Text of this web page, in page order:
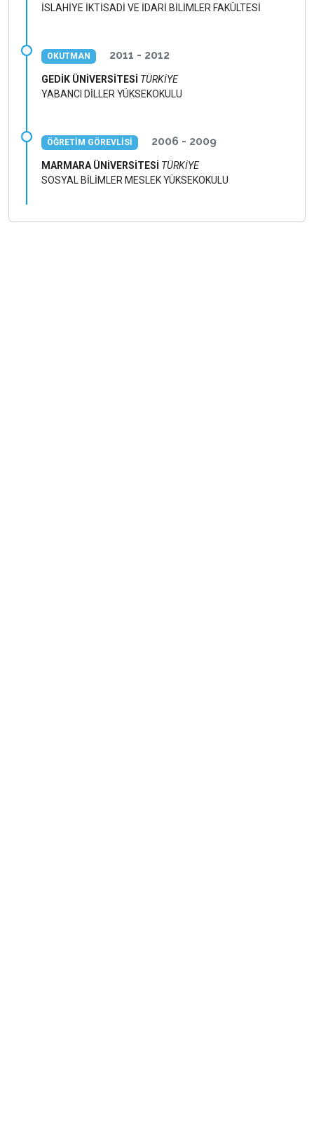
İSLAHİYE İKTİSADİ VE İDARİ BİLİMLER FAKÜLTESİ
OKUTMAN 2011 - 2012
GEDİK ÜNİVERSİTESİ TÜRKİYE
YABANCI DİLLER YÜKSEKOKULU
ÖĞRETİM GÖREVLİSİ 2006 - 2009
MARMARA ÜNİVERSİTESİ TÜRKİYE
SOSYAL BİLİMLER MESLEK YÜKSEKOKULU